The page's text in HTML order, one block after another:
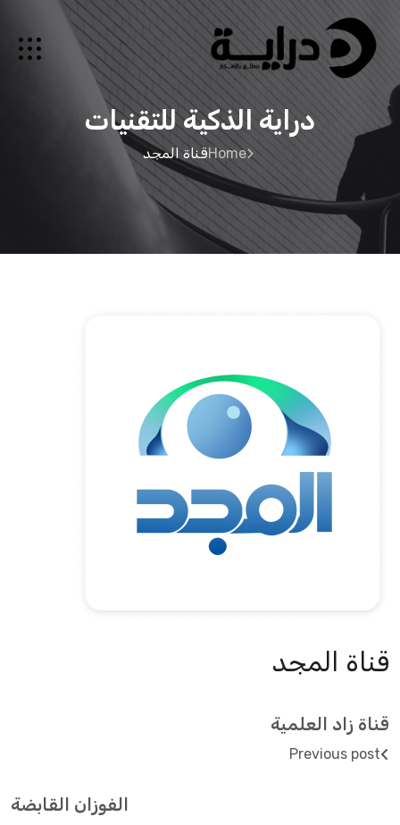
دراية الذكية للتقنيات
Homeقناة المجد
قناة المجد
قناة زاد العلمية
Previous post
الفوزان القابضة